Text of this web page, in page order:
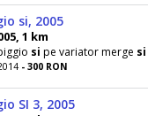
si, 2005
1 km
si pe variator merge si
- 300 RON
SI 3, 2005